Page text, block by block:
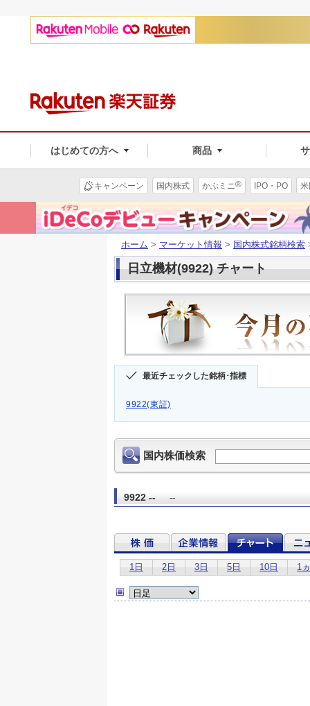
はじめての方へ 商品
キャンペーン 国内株式 かぶミニ® IPO・PO
ホーム > マーケット情報 > 国内株式銘柄検索
日立機材(9922) チャート
最近チェックした銘柄･指標
9922(東証)